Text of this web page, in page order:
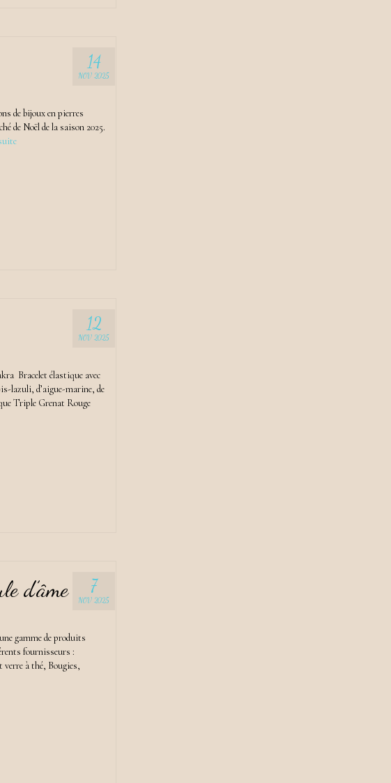
14
NOV 2025
de bijoux en pierres
de Noël de la saison 2025.
12
NOV 2025
Bracelet élastique avec
lazuli, d’aigue-marine, de
Triple Grenat Rouge
7
NOV 2025
d’âme
gamme de produits
fournisseurs :
verre à thé, Bougies,